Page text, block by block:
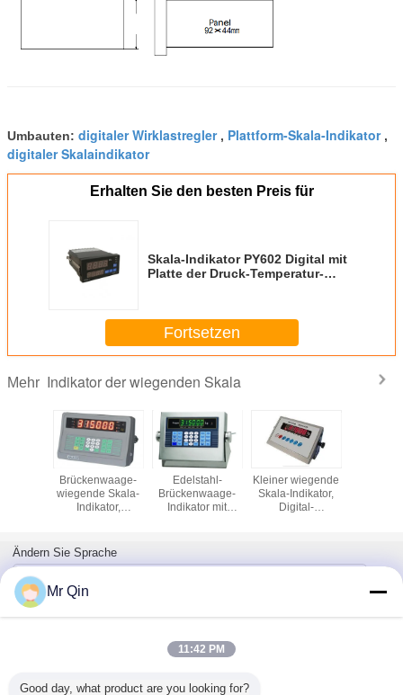
Umbauten: digitaler Wirklastregler, Plattform-Skala-Indikator,
digitaler Skalaindikator
Erhalten Sie den besten Preis für
Skala-Indikator PY602 Digital mit
Platte der Druck-Temperatur-
Fortsetzen
Mehr Indikator der wiegenden Skala
Brückenwaage-
wiegende Skala-
Indikator,
Edelstahl-
Brückenwaage-
Indikator mit
Kleiner wiegende
Skala-Indikator,
Digital-
Ändern Sie Sprache
German
Mr Qin
11:42 PM
Good day, what product are you looking for?